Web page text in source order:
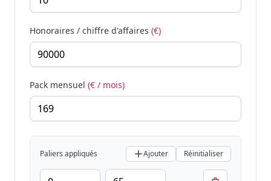
Honoraires / chiffre d'affaires (€)
Pack mensuel (€ / mois)
Paliers appliqués Ajouter Réinitialiser